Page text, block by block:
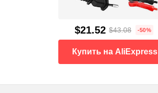
$21.52 $43.08 -50%
Купить на AliExpress